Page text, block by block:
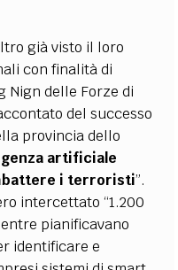
già visto il loro
con finalità di
Nign delle Forze di
del successo
provincia dello
artificiale
i terroristi”.
intercettato “1.200
pianificavano
identificare e